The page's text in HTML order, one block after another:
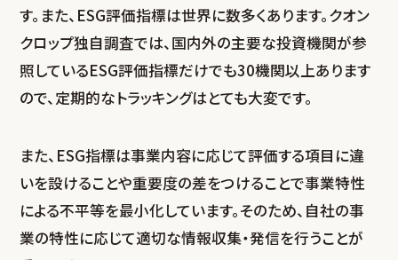
す。また、ESG評価指標は世界に数多くあります。クオン
クロップ独自調査では、国内外の主要な投資機関が参
照しているESG評価指標だけでも30機関以上あります
ので、定期的なトラッキングはとても大変です。
また、ESG指標は事業内容に応じて評価する項目に違
いを設けることや重要度の差をつけることで事業特性
による不平等を最小化しています。そのため、自社の事
業の特性に応じて適切な情報収集・発信を行うことが